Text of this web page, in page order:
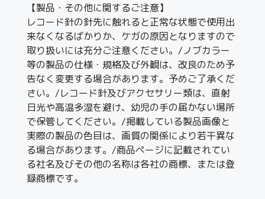
【製品・その他に関するご注意】
レコード針の針先に触れると正常な状態で使用出
来なくなるばかりか、ケガの原因となりますので
取り扱いには充分ご注意ください。/ノブカラー
等の製品の仕様・規格及び外観は、改良のため予
告なく変更する場合があります。予めご了承くだ
さい。/レコード針及びアクセサリー類は、直射
日光や高温多湿を避け、幼児の手の届かない場所
で保管してください。/掲載している製品画像と
実際の製品の色目は、画質の関係により若干異な
る場合があります。/商品ページに記載されてい
る社名及びその他の名称は各社の商標、または登
録商標です。